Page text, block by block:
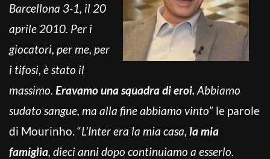
Barcellona 3-1, il 20
aprile 2010. Per i
giocatori, per me, per
i tifosi, è stato il
massimo. Eravamo una squadra di eroi.Abbiamo
sudato sangue, ma alla fine abbiamo vinto” le parole
di Mourinho. “L’Inter era la mia casa, la mia
famiglia, dieci anni dopo continuiamo a esserlo.